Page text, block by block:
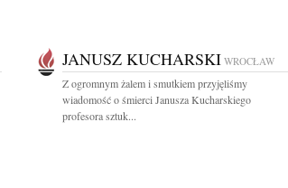
JANUSZ KUCHARSKI WROCŁAW
Z ogromnym żalem i smutkiem przyjęliśmy
wiadomość o śmierci Janusza Kucharskiego
profesora sztuk...